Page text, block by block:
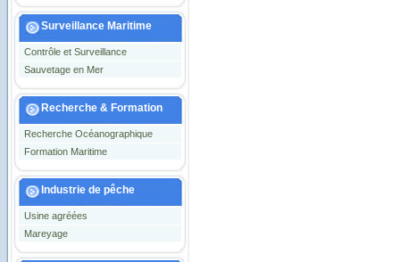
Surveillance Maritime
Contrôle et Surveillance
Sauvetage en Mer
Recherche & Formation
Recherche Océanographique
Formation Maritime
Industrie de pêche
Usine agréées
Mareyage